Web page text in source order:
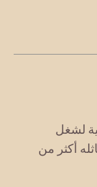
لشغل
أكثر من